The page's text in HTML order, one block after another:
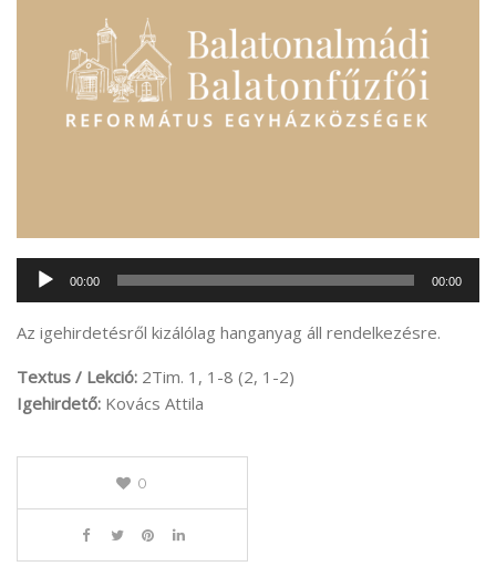
Audió
00:00 00:00
Az igehirdetésről kizálólag hanganyag áll rendelkezésre.
Textus / Lekció: 2Tim. 1, 1-8 (2, 1-2)
Igehirdető: Kovács Attila
0